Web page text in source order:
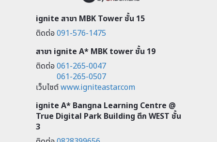
ignite สาขา MBK Tower ชั้น 15
ติดต่อ091-576-1475
สาขา ignite A* MBK tower ชั้น 19
ติดต่อ061-265-0047
061-265-0507
เว็บไซต์www.igniteastar.com
ignite A* Bangna Learning Centre @
True Digital Park Building ตึก WEST ชั้น
3